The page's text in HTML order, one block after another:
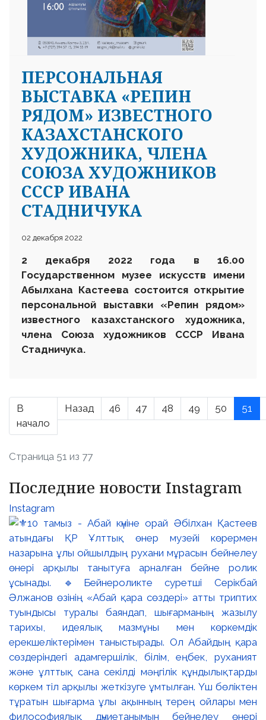
ПЕРСОНАЛЬНАЯ
ВЫСТАВКА «РЕПИН
РЯДОМ» ИЗВЕСТНОГО
КАЗАХСТАНСКОГО
ХУДОЖНИКА, ЧЛЕНА
СОЮЗА ХУДОЖНИКОВ
СССР ИВАНА
СТАДНИЧУКА
02 декабря 2022
2 декабря 2022 года в 16.00
Государственном музее искусств имени
Абылхана Кастеева состоится открытие
персональной выставки «Репин рядом»
известного казахстанского художника,
члена Союза художников СССР Ивана
Стадничука.
В
начало
Назад 46 47 48 49 50 51
Страница 51 из 77
Последние новости Instagram
Instagram